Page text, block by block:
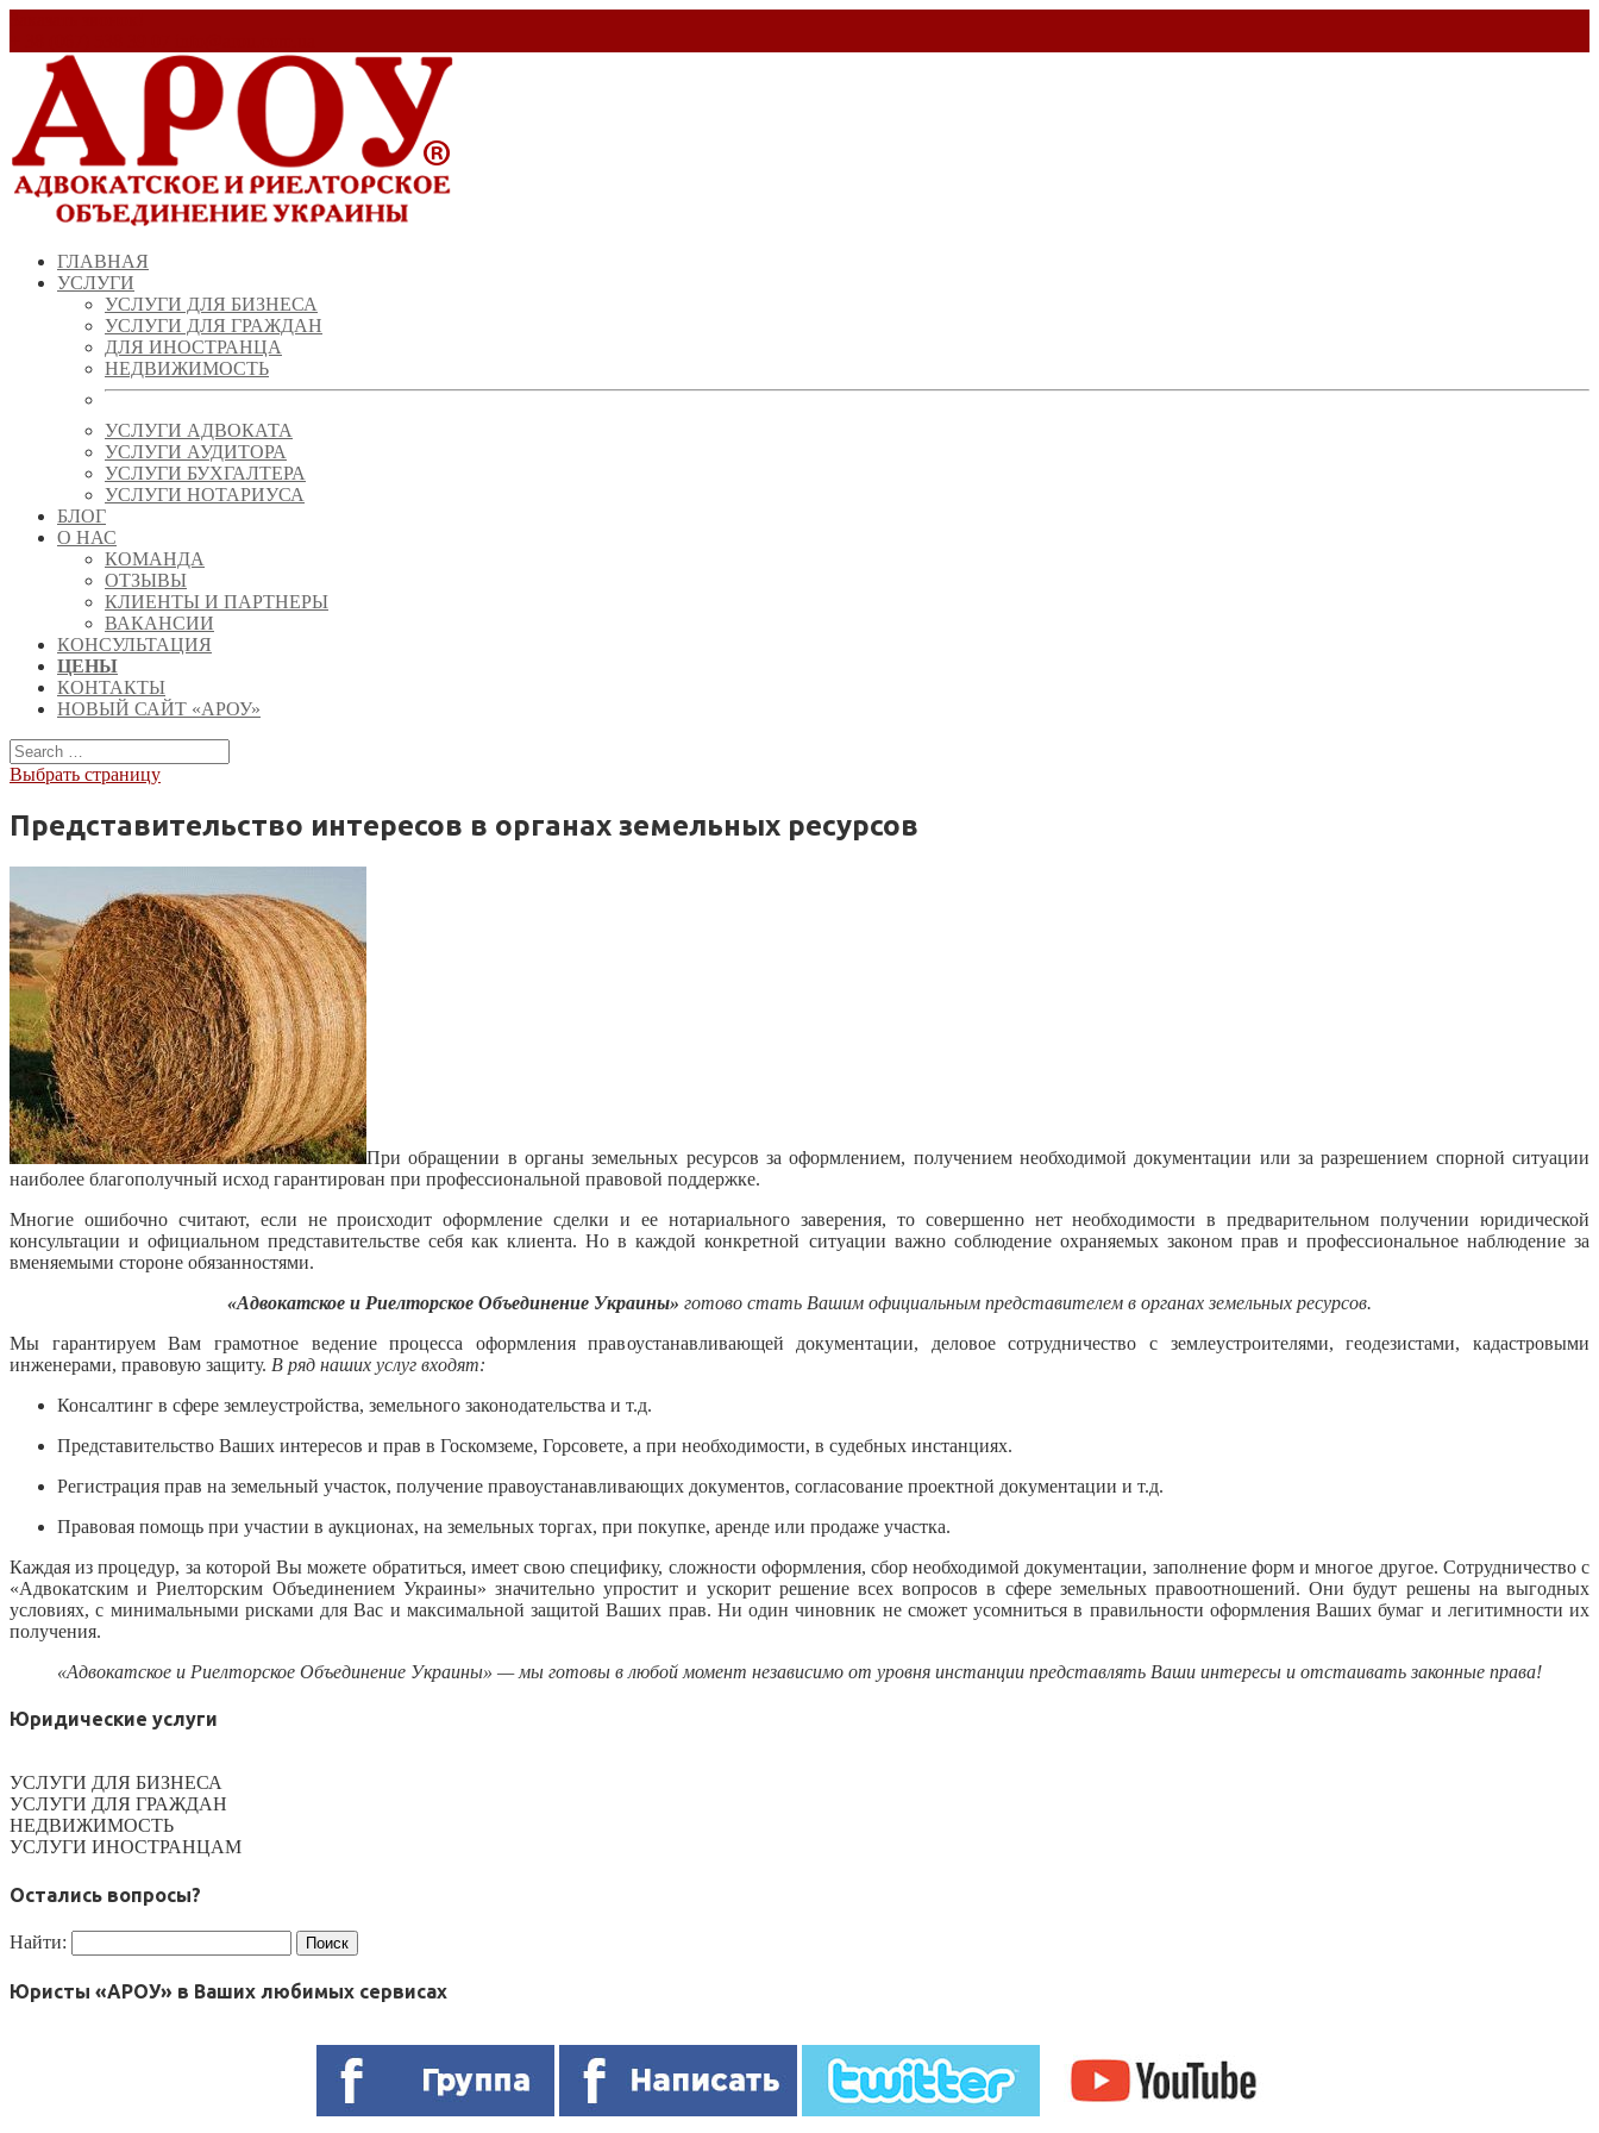
ГЛАВНАЯ
УСЛУГИ
УСЛУГИ ДЛЯ БИЗНЕСА
УСЛУГИ ДЛЯ ГРАЖДАН
ДЛЯ ИНОСТРАНЦА
НЕДВИЖИМОСТЬ
УСЛУГИ АДВОКАТА
УСЛУГИ АУДИТОРА
УСЛУГИ БУХГАЛТЕРА
УСЛУГИ НОТАРИУСА
БЛОГ
О НАС
КОМАНДА
ОТЗЫВЫ
КЛИЕНТЫ И ПАРТНЕРЫ
ВАКАНСИИ
КОНСУЛЬТАЦИЯ
ЦЕНЫ
КОНТАКТЫ
НОВЫЙ САЙТ «АРОУ»
Выбрать страницу
Представительство интересов в органах земельных ресурсов
При обращении в органы земельных ресурсов за оформлением, получением необходимой документации или за разрешением спорной ситуации
наиболее благополучный исход гарантирован при профессиональной правовой поддержке.
Многие ошибочно считают, если не происходит оформление сделки и ее нотариального заверения, то совершенно нет необходимости в предварительном получении юридической
консультации и официальном представительстве себя как клиента. Но в каждой конкретной ситуации важно соблюдение охраняемых законом прав и профессиональное наблюдение за
вменяемыми стороне обязанностями.
«Адвокатское и Риелторское Объединение Украины» готово стать Вашим официальным представителем в органах земельных ресурсов.
Мы гарантируем Вам грамотное ведение процесса оформления правоустанавливающей документации, деловое сотрудничество с землеустроителями, геодезистами, кадастровыми
инженерами, правовую защиту. В ряд наших услуг входят:
Консалтинг в сфере землеустройства, земельного законодательства и т.д.
Представительство Ваших интересов и прав в Госкомземе, Горсовете, а при необходимости, в судебных инстанциях.
Регистрация прав на земельный участок, получение правоустанавливающих документов, согласование проектной документации и т.д.
Правовая помощь при участии в аукционах, на земельных торгах, при покупке, аренде или продаже участка.
Каждая из процедур, за которой Вы можете обратиться, имеет свою специфику, сложности оформления, сбор необходимой документации, заполнение форм и многое другое. Сотрудничество с
«Адвокатским и Риелторским Объединением Украины» значительно упростит и ускорит решение всех вопросов в сфере земельных правоотношений. Они будут решены на выгодных
условиях, с минимальными рисками для Вас и максимальной защитой Ваших прав. Ни один чиновник не сможет усомниться в правильности оформления Ваших бумаг и легитимности их
получения.
«Адвокатское и Риелторское Объединение Украины» — мы готовы в любой момент независимо от уровня инстанции представлять Ваши интересы и отстаивать законные права!
Юридические услуги
УСЛУГИ ДЛЯ БИЗНЕСА
УСЛУГИ ДЛЯ ГРАЖДАН
НЕДВИЖИМОСТЬ
УСЛУГИ ИНОСТРАНЦАМ
Остались вопросы?
Найти:
Юристы «АРОУ» в Ваших любимых сервисах